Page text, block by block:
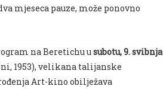
mjeseca pauze, može ponovno
na Beretichu usubotu, 9. svibnja
1953), velikana talijanske
Art-kino obilježava